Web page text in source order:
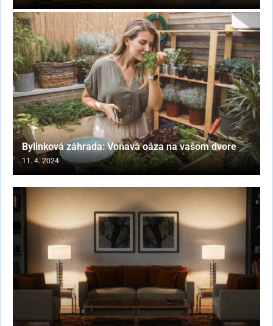
Bylinková záhrada: Voňavá oáza na vašom dvore
11. 4. 2024